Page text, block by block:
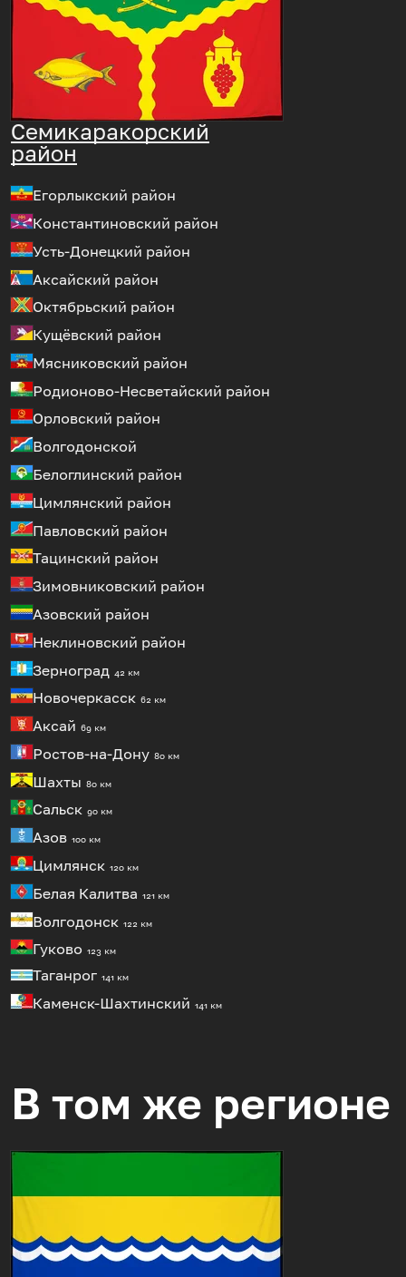
Семикаракорский
район
Егорлыкский район
Константиновский район
Усть-Донецкий район
Аксайский район
Октябрьский район
Кущёвский район
Мясниковский район
Родионово-Несветайский район
Орловский район
Волгодонской
Белоглинский район
Цимлянский район
Павловский район
Тацинский район
Зимовниковский район
Азовский район
Неклиновский район
Зерноград 42 км
Новочеркасск 62 км
Аксай 69 км
Ростов-на-Дону 80 км
Шахты 80 км
Сальск 90 км
Азов 100 км
Цимлянск 120 км
Белая Калитва 121 км
Волгодонск 122 км
Гуково 123 км
Таганрог 141 км
Каменск-Шахтинский 141 км
В том же регионе